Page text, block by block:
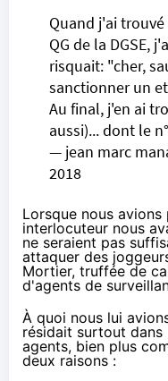
Quand j'ai
QG de la DGSE,
risquait: "cher,
sanctionner un
Au final, j'en ai
aussi)... dont le
— jean marc
2018
Lorsque nous avions
interlocuteur nous
ne seraient pas
attaquer des
Mortier, truffée de
d'agents de
À quoi nous lui
résidait surtout
agents, bien plus
deux raisons :